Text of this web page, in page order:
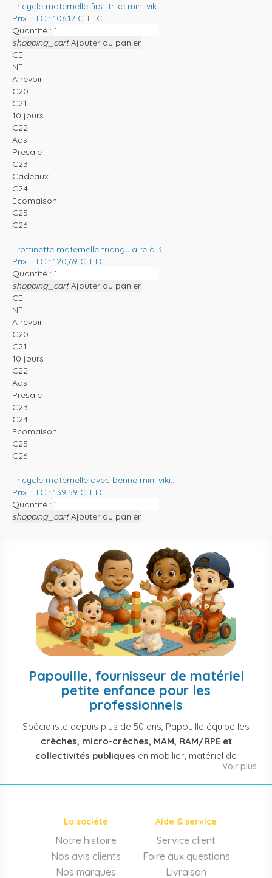
Tricycle maternelle first trike mini vik...
Prix TTC : 106,17 € TTC
Quantité :
shopping_cart Ajouter au panier
CE
NF
A revoir
C20
C21
10 jours
C22
Ads
Presale
C23
Cadeaux
C24
Ecomaison
C25
C26
Trottinette maternelle triangulaire à 3...
Prix TTC : 120,69 € TTC
Quantité :
shopping_cart Ajouter au panier
CE
NF
A revoir
C20
C21
10 jours
C22
Ads
Presale
C23
C24
Ecomaison
C25
C26
Tricycle maternelle avec benne mini viki...
Prix TTC : 139,59 € TTC
Quantité :
shopping_cart Ajouter au panier
Papouille, fournisseur de matériel
petite enfance pour les
professionnels
Spécialiste depuis plus de 50 ans, Papouille équipe les
crèches, micro-crèches, MAM, RAM/RPE et
collectivités publiques en mobilier, matériel de
puériculture, jouets et équipement pour structures
d'accueil de la petite enfance. Notre offre couvre
Mobilier et équipement de crèche
Lits crèche en bois, couchettes empilables, meubles à
Voir plus
La société
Notre histoire
Nos avis clients
Nos marques
Aide & service
Service client
Foire aux questions
Livraison